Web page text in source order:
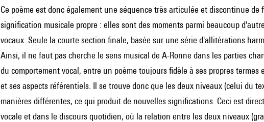
Ce poème est donc également une séquence très articulée et discontinue
signification musicale propre : elles sont des moments parmi beaucoup
vocaux. Seule la courte section finale, basée sur une série d'allitérations
Ainsi, il ne faut pas cherche le sens musical de A-Ronne dans les parties
du comportement vocal, entre un poème toujours fidèle à ses propres
et ses aspects référentiels. Il se trouve donc que les deux niveaux (celui du
manières différentes, ce qui produit de nouvelles significations. Ceci est
vocale et dans le discours quotidien, où la relation entre les deux niveaux